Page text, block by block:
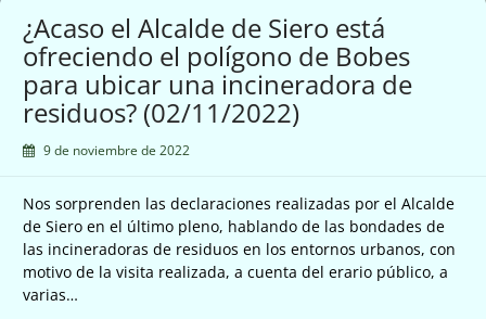
a
las
alegaciones
presentadas
al
plan
mejora
del
aire
del
entorno
¿Acaso el Alcalde de Siero está
ofreciendo el polígono de Bobes
para ubicar una incineradora de
residuos? (02/11/2022)
9 de noviembre de 2022
Nos sorprenden las declaraciones realizadas por el Alcalde
de Siero en el último pleno, hablando de las bondades de
las incineradoras de residuos en los entornos urbanos, con
motivo de la visita realizada, a cuenta del erario público, a
varias…